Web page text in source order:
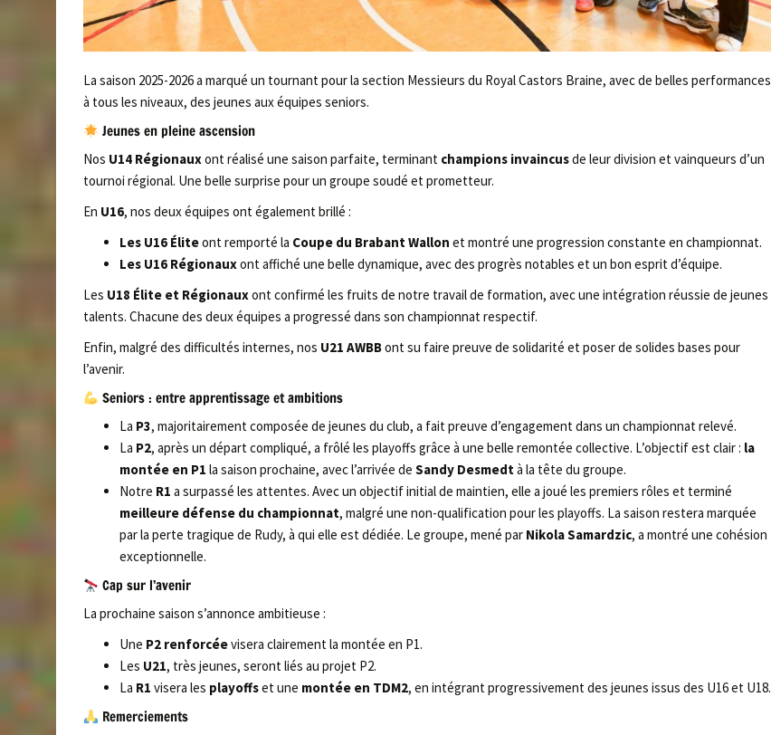
La saison 2025-2026 a marqué un tournant pour la section Messieurs du Royal Castors Braine, avec de belles performances
à tous les niveaux, des jeunes aux équipes seniors.
Jeunes en pleine ascension
Nos U14 Régionauxont réalisé une saison parfaite, terminant champions invaincusde leur division et vainqueurs d’un
tournoi régional. Une belle surprise pour un groupe soudé et prometteur.
En U16, nos deux équipes ont également brillé :
Les U16 Éliteont remporté la Coupe du Brabant Wallon et montré une progression constante en championnat.
Les U16 Régionauxont affiché une belle dynamique, avec des progrès notables et un bon esprit d’équipe.
Les U18 Élite et Régionauxont confirmé les fruits de notre travail de formation, avec une intégration réussie de jeunes
talents. Chacune des deux équipes a progressé dans son championnat respectif.
Enfin, malgré des difficultés internes, nos U21 AWBBont su faire preuve de solidarité et poser de solides bases pour
l’avenir.
Seniors : entre apprentissage et ambitions
La P3, majoritairement composée de jeunes du club, a fait preuve d’engagement dans un championnat relevé.
La P2, après un départ compliqué, a frôlé les playoffs grâce à une belle remontée collective. L’objectif est clair : la
montée en P1 la saison prochaine, avec l’arrivée de Sandy Desmedtà la tête du groupe.
Notre R1 a surpassé les attentes. Avec un objectif initial de maintien, elle a joué les premiers rôles et terminé
meilleure défense du championnat, malgré une non-qualification pour les playoffs. La saison restera marquée
par la perte tragique de Rudy, à qui elle est dédiée. Le groupe, mené par Nikola Samardzic, a montré une cohésion
exceptionnelle.
Cap sur l’avenir
La prochaine saison s’annonce ambitieuse :
Une P2 renforcéevisera clairement la montée en P1.
Les U21, très jeunes, seront liés au projet P2.
La R1 visera les playoffset une montée en TDM2, en intégrant progressivement des jeunes issus des U16 et U18.
Remerciements